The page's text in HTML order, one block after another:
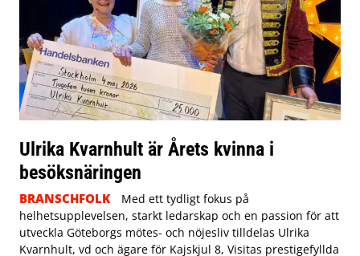
Ulrika Kvarnhult är Årets kvinna i
besöksnäringen
BRANSCHFOLK
Med ett tydligt fokus på
helhetsupplevelsen, starkt ledarskap och en passion för att
utveckla Göteborgs mötes- och nöjesliv tilldelas Ulrika
Kvarnhult, vd och ägare för Kajskjul 8, Visitas prestigefyllda